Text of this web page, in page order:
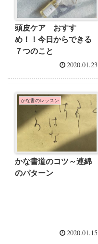
頭皮ケア おすす
め！！今日からできる
７つのこと
2020.01.23
かな書のレッスン
かな書道のコツ～連綿
のパターン
2020.01.15